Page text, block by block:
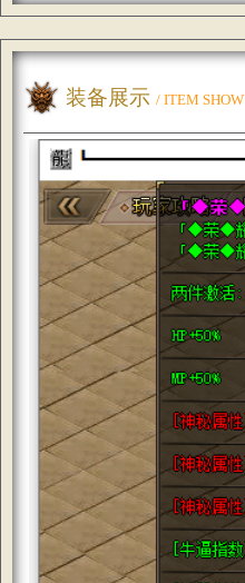
装备展示 / ITEM SHOW